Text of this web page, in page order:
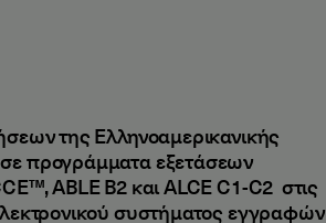
της Ελληνοαμερικανικής
προγράμματα εξετάσεων
ABLE B2 και ALCE C1-C2 στις
συστήματος εγγραφών